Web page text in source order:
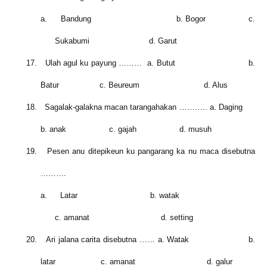
a. Bandung b. Bogorc.
Sukabumi d. Garut
17. Ulah agul ku payung ……… a. Butut b.
Batur c. Beureum d. Alus
18. Sagalak-galakna macantarangahakan ……….. a. Daging
b. anak c. gajah d. musuh
19. Pesen anu ditepikeun ku pangarang ka nu maca disebutna
……….
a. Latar b. watak
c. amanat d. setting
20. Ari jalana carita disebutna …… a. Watak b.
latar c. amanat d. galur